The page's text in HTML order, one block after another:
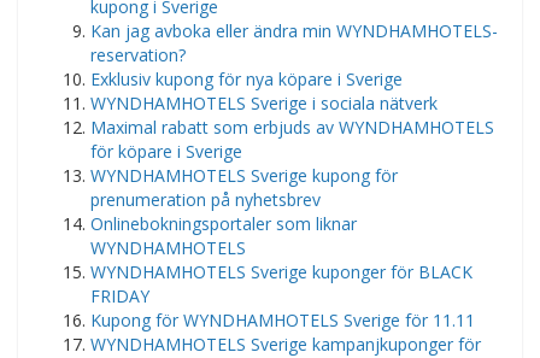
kupong i Sverige
Kan jag avboka eller ändra min WYNDHAMHOTELS-
reservation?
Exklusiv kupong för nya köpare i Sverige
WYNDHAMHOTELS Sverige i sociala nätverk
Maximal rabatt som erbjuds av WYNDHAMHOTELS
för köpare i Sverige
WYNDHAMHOTELS Sverige kupong för
prenumeration på nyhetsbrev
Onlinebokningsportaler som liknar
WYNDHAMHOTELS
WYNDHAMHOTELS Sverige kuponger för BLACK
FRIDAY
Kupong för WYNDHAMHOTELS Sverige för 11.11
WYNDHAMHOTELS Sverige kampanjkuponger för